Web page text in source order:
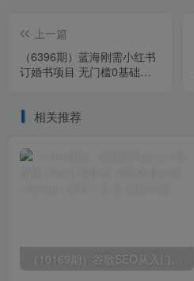
上一篇
（6396期）蓝海刚需小红书
订婚书项目 无门槛0基础即
相关推荐